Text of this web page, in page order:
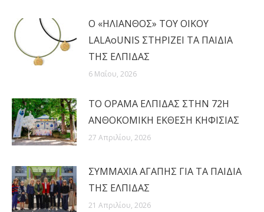
Ο «ΗΛΙΑΝΘΟΣ» ΤΟΥ ΟΙΚΟΥ
LALAoUNIS ΣΤΗΡΙΖΕΙ ΤΑ ΠΑΙΔΙΑ
ΤΗΣ ΕΛΠΙΔΑΣ
6 Μαΐου, 2026
ΤΟ ΟΡΑΜΑ ΕΛΠΙΔΑΣ ΣΤΗΝ 72Η
ΑΝΘΟΚΟΜΙΚΗ ΕΚΘΕΣΗ ΚΗΦΙΣΙΑΣ
27 Απριλίου, 2026
ΣΥΜΜΑΧΙΑ ΑΓΑΠΗΣ ΓΙΑ ΤΑ ΠΑΙΔΙΑ
ΤΗΣ ΕΛΠΙΔΑΣ
21 Απριλίου, 2026